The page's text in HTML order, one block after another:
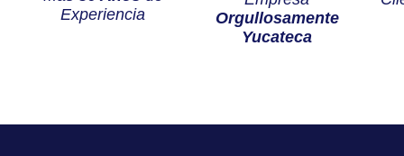
Experiencia
Orgullosamente
Yucateca